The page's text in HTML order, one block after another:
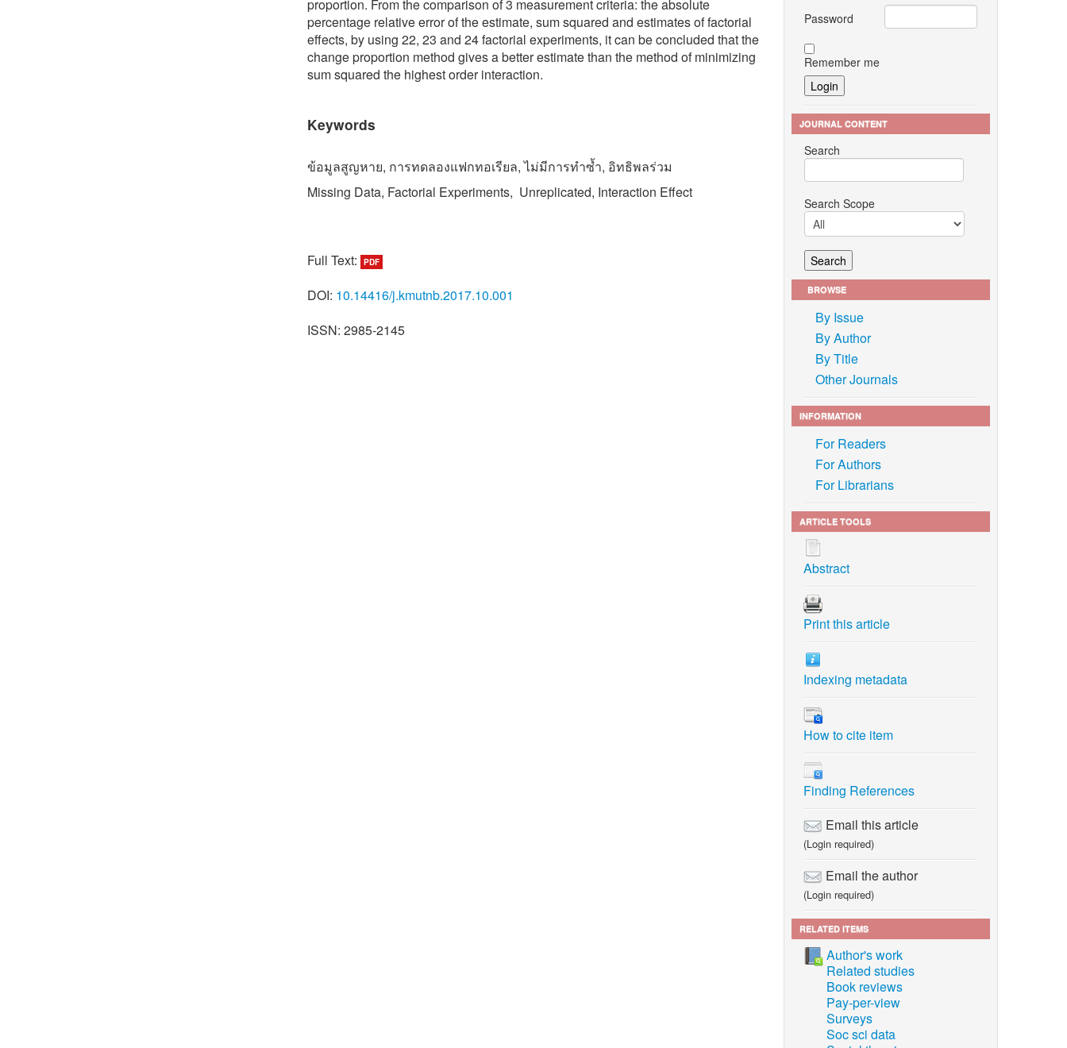
proportion. From the comparison of 3 measurement criteria: the absolute
percentage relative error of the estimate, sum squared and estimates of factorial
effects, by using 22, 23 and 24 factorial experiments, it can be concluded that the
change proportion method gives a better estimate than the method of minimizing
sum squared the highest order interaction.
Keywords
ข้อมูลสูญหาย, การทดลองแฟกทอเรียล, ไม่มีการทำซ้ำ, อิทธิพลร่วม
Missing Data, Factorial Experiments, Unreplicated, Interaction Effect
Full Text: PDF
DOI: 10.14416/j.kmutnb.2017.10.001
ISSN: 2985-2145
Password
Remember me
JOURNAL CONTENT
Search
Search Scope
BROWSE
By Issue
By Author
By Title
Other Journals
INFORMATION
For Readers
For Authors
For Librarians
ARTICLE TOOLS
Abstract
Print this article
Indexing metadata
How to cite item
Finding References
Email this article
(Login required)
Email the author
(Login required)
RELATED ITEMS
Author's work
Related studies
Book reviews
Pay-per-view
Surveys
Soc sci data